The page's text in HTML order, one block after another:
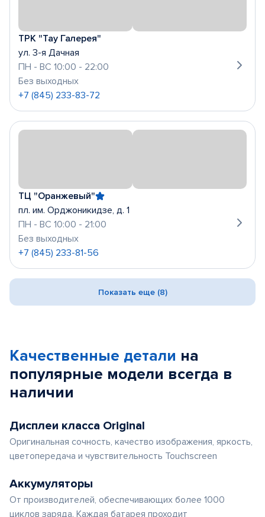
ТРК "Тау Галерея"
ул. 3-я Дачная
ПН - ВС 10:00 - 22:00
Без выходных
+7 (845) 233-83-72
ТЦ "Оранжевый"
пл. им. Орджоникидзе, д. 1
ПН - ВС 10:00 - 21:00
Без выходных
+7 (845) 233-81-56
Показать еще (8)
Качественные детали на
популярные модели всегда в
наличии
Дисплеи класса Original
Оригинальная сочность, качество изображения, яркость,
цветопередача и чувствительность Touchscreen
Аккумуляторы
От производителей, обеспечивающих более 1000
циклов заряда. Каждая батарея проходит